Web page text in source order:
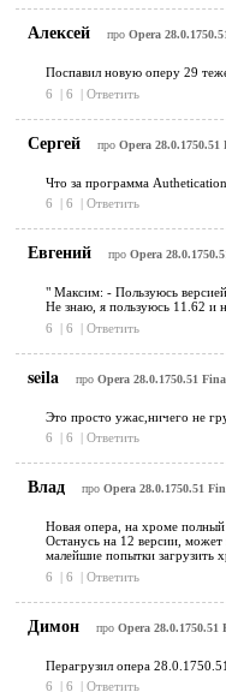
Алексей про Opera
Поспавил новую оперу 29
6
| 6 | Ответить
Сергей про Opera 28.0.1750.51
Что за программа
6
| 6 | Ответить
Евгений про Opera
" Максим: - Пользуюсь
Не знаю, я пользуюсь 11.62 и
6
| 6 | Ответить
seila про Opera 28.0.1750.51
Это просто ужас,ничего не
6
| 6 | Ответить
Влад про Opera 28.0.1750.51
Новая опера, на хроме полный
Останусь на 12 версии, может
малейшие попытки загрузить
6
| 6 | Ответить
Димон про Opera 28.0.1750.51
Перагрузил опера
6
| 6 | Ответить